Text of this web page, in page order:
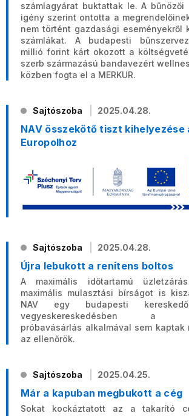
számlagyárat buktattak le. A bűnözői
igény szerint ontotta a
nem történt gazdasági eseményekről
számlákat. A budapesti
millió forint kárt okozott a
szerb származású bandavezért
közben fogta el a MERKUR.
Sajtószoba 2025.04.28.
NAV összekötő tiszt kihelyezése
Europolhoz
Sajtószoba 2025.04.28.
Újra lebukott a renitens boltos
A maximális időtartamú
maximális mulasztási bírságot is
NAV egy budapesti
vegyeskereskedésben a
próbavásárlás alkalmával sem kaptak
az ellenőrök.
Sajtószoba 2025.04.25.
Már a kapuban megbukott a cég
Sokat kockáztatott az a takarító